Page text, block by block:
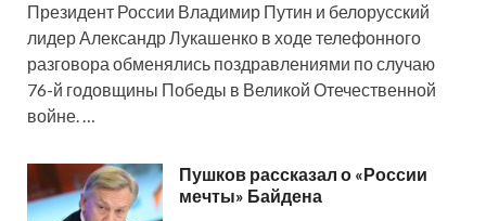
Президент России Владимир Путин и белорусский
лидер Александр Лукашенко в ходе телефонного
разговора обменялись поздравлениями по случаю
76-й годовщины Победы в Великой Отечественной
войне. …
Пушков рассказал о «России
мечты» Байдена